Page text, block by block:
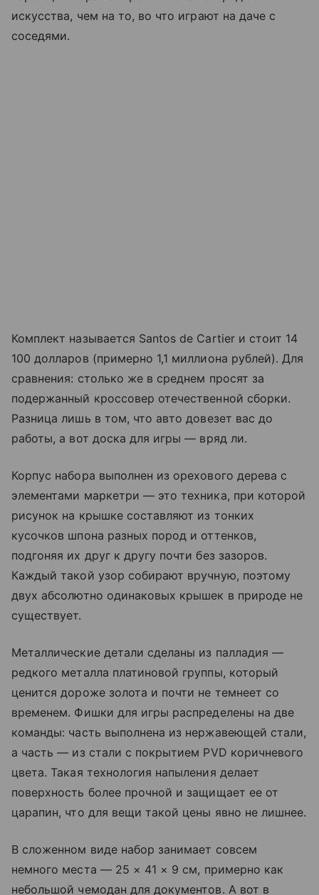
искусства, чем на то, во что играют на даче с
соседями.
Комплект называется Santos de Cartier и стоит 14
100 долларов (примерно 1,1 миллиона рублей). Для
сравнения: столько же в среднем просят за
подержанный кроссовер отечественной сборки.
Разница лишь в том, что авто довезет вас до
работы, а вот доска для игры — вряд ли.
Корпус набора выполнен из орехового дерева с
элементами маркетри — это техника, при которой
рисунок на крышке составляют из тонких
кусочков шпона разных пород и оттенков,
подгоняя их друг к другу почти без зазоров.
Каждый такой узор собирают вручную, поэтому
двух абсолютно одинаковых крышек в природе не
существует.
Металлические детали сделаны из палладия —
редкого металла платиновой группы, который
ценится дороже золота и почти не темнеет со
временем. Фишки для игры распределены на две
команды: часть выполнена из нержавеющей стали,
а часть — из стали с покрытием PVD коричневого
цвета. Такая технология напыления делает
поверхность более прочной и защищает ее от
царапин, что для вещи такой цены явно не лишнее.
В сложенном виде набор занимает совсем
немного места — 25 × 41 × 9 см, примерно как
небольшой чемодан для документов. А вот в